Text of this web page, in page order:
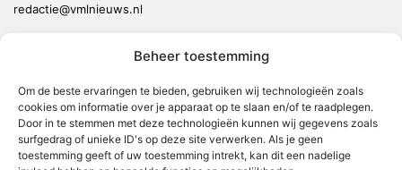
Beheer toestemming
Om de beste ervaringen te bieden, gebruiken wij technologieën zoals
cookies om informatie over je apparaat op te slaan en/of te raadplegen.
Door in te stemmen met deze technologieën kunnen wij gegevens zoals
surfgedrag of unieke ID's op deze site verwerken. Als je geen
toestemming geeft of uw toestemming intrekt, kan dit een nadelige
redactie@vmlnieuws.nl
Leudal
Maasgouw
Echt-Susteren